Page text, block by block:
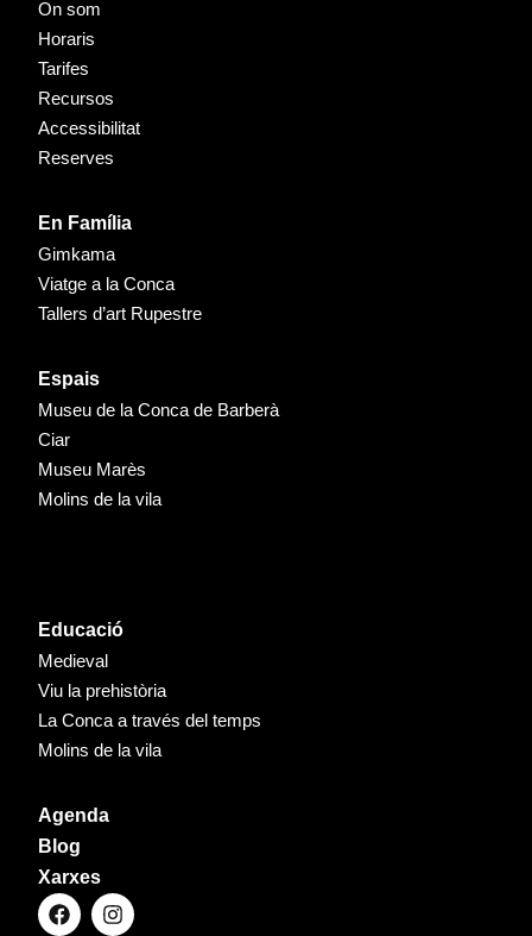
On som
Horaris
Tarifes
Recursos
Accessibilitat
Reserves
En Família
Gimkama
Viatge a la Conca
Tallers d’art Rupestre
Espais
Museu de la Conca de Barberà
Ciar
Museu Marès
Molins de la vila
Educació
Medieval
Viu la prehistòria
La Conca a través del temps
Molins de la vila
Agenda
Blog
Xarxes